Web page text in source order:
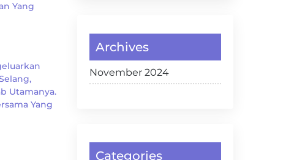
Yang
Utamanya.
Yang
Archives
November 2024
Categories